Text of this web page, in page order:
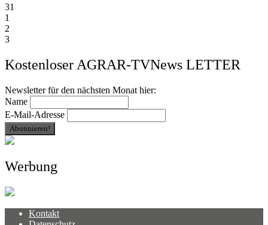
31
1
2
3
Kostenloser AGRAR-TVNews LETTER
Newsletter für den nächsten Monat hier:
Name
E-Mail-Adresse
Werbung
Kontakt